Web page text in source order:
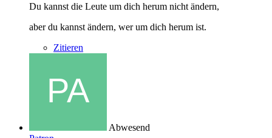
Du kannst die Leute um dich herum nicht ändern,
aber du kannst ändern, wer um dich herum ist.
Zitieren
Abwesend